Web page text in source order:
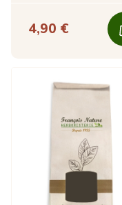
4,90 €